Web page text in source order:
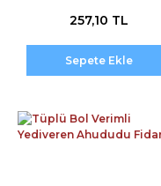
257,10 TL
Sepete Ekle